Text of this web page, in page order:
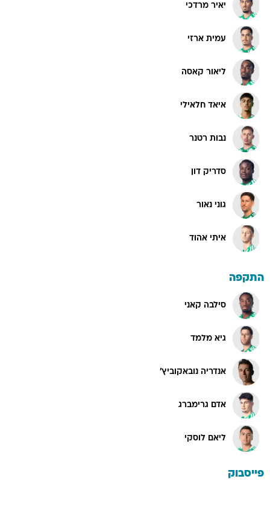
יאיר מרדכי
עמית ארזי
ליאור קאסה
איאד חלאילי
נבות רטנר
סדריק דון
גוני נאור
איתי אהוד
התקפה
סילבה קאני
גיא מלמד
אנדריה נובאקוביץ'
אדם גרימברג
ליאם לוסקי
פייסבוק